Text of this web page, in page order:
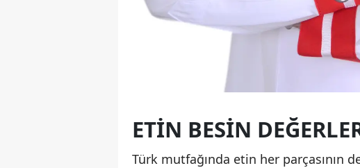
ETIN BESIN
Türk mutfağında etin her parçasının